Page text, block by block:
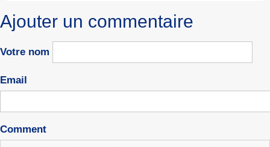
Ajouter un commentaire
Votre nom
Email
Comment